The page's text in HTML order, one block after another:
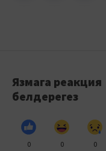
Язмага реакция
белдерегез
0 0 0